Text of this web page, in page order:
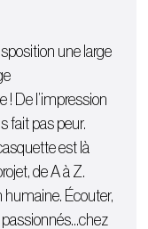
une large
! De l’impression
fait pas peur.
est là
de A à Z.
humaine. Écouter,